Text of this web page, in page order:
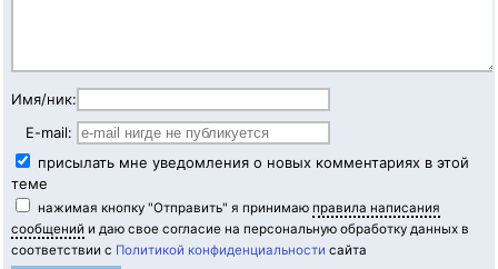
Имя/ник:
E-mail:
присылать мне уведомления о новых комментариях в этой
теме
нажимая кнопку "Отправить" я принимаю правила написания
сообщений и даю свое согласие на персональную обработку данных в
соответствии с Политикой конфиденциальности сайта